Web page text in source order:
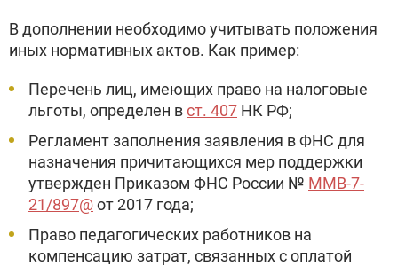
В дополнении необходимо учитывать положения
иных нормативных актов. Как пример:
Перечень лиц, имеющих право на налоговые
льготы, определен вст. 407 НК РФ;
Регламент заполнения заявления в ФНС для
назначения причитающихся мер поддержки
утвержден Приказом ФНС России № ММВ-7-
21/897@от 2017 года;
Право педагогических работников на
компенсацию затрат, связанных с оплатой